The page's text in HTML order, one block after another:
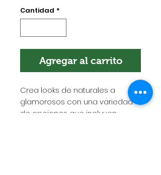
Cantidad *
Agregar al carrito
Crea looks de naturales a
glamorosos con una variedad
de opciones que incluyen